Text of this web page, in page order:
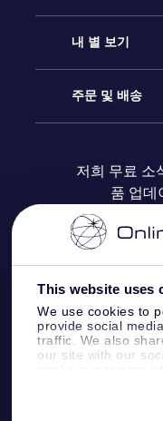
This website uses
We use cookies to
provide social
traffic. We also
our site with our
information that
연락처
블로그
온라인 별 선물
OSR 선물 팩
OSR 상품권
기업 선물
내 별 보기
Star Register
맞춤 별 페이지
One Million Stars
Fly me to the
주문 및 배송
결제 정보
배송 정보
환불 정책
별자리
저희 무료 소
품 업데